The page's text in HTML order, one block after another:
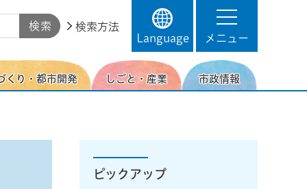
検索方法
Language
メニュー
くり・都市開発 しごと・産業 市政情報
ピックアップ